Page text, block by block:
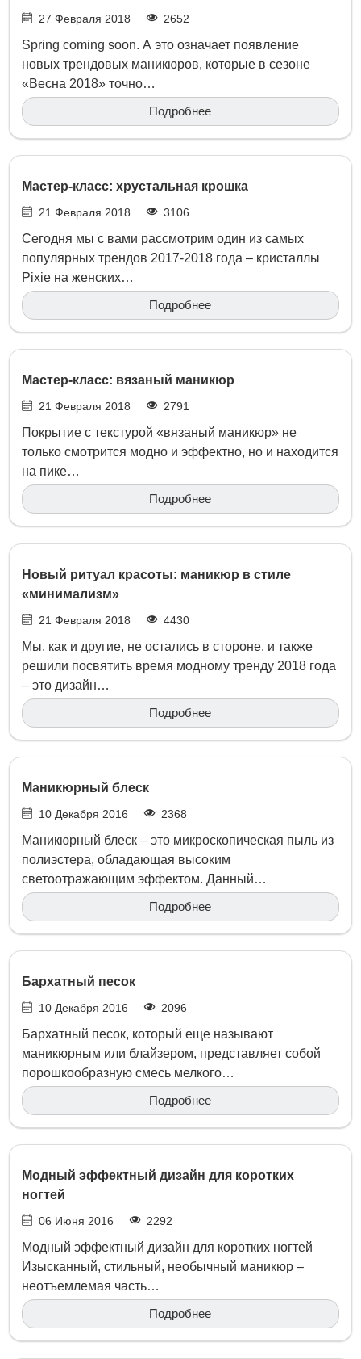
27 Февраля 2018 2652
Spring coming soon. А это означает появление
новых трендовых маникюров, которые в сезоне
«Весна 2018» точно…
Подробнее
Мастер-класс: хрустальная крошка
21 Февраля 2018 3106
Сегодня мы с вами рассмотрим один из самых
популярных трендов 2017-2018 года – кристаллы
Pixie на женских…
Подробнее
Мастер-класс: вязаный маникюр
21 Февраля 2018 2791
Покрытие с текстурой «вязаный маникюр» не
только смотрится модно и эффектно, но и находится
на пике…
Подробнее
Новый ритуал красоты: маникюр в стиле
«минимализм»
21 Февраля 2018 4430
Мы, как и другие, не остались в стороне, и также
решили посвятить время модному тренду 2018 года
– это дизайн…
Подробнее
Маникюрный блеск
10 Декабря 2016 2368
Маникюрный блеск – это микроскопическая пыль из
полиэстера, обладающая высоким
светоотражающим эффектом. Данный…
Подробнее
Бархатный песок
10 Декабря 2016 2096
Бархатный песок, который еще называют
маникюрным или блайзером, представляет собой
порошкообразную смесь мелкого…
Подробнее
Модный эффектный дизайн для коротких
ногтей
06 Июня 2016 2292
Модный эффектный дизайн для коротких ногтей
Изысканный, стильный, необычный маникюр –
неотъемлемая часть…
Подробнее